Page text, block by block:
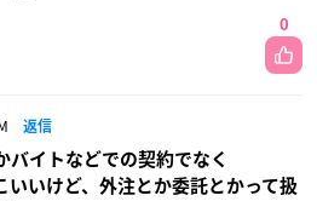
0
返信
バイトなどでの契約でなく
いいけど、外注とか委託とかって扱